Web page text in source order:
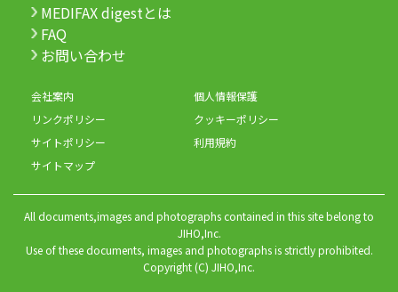
MEDIFAX digestとは
FAQ
お問い合わせ
会社案内
個人情報保護
リンクポリシー
クッキーポリシー
サイトポリシー
利用規約
サイトマップ
All documents,images and photographs contained in this site belong to
JIHO,Inc.
Use of these documents, images and photographs is strictly prohibited.
Copyright (C) JIHO,Inc.